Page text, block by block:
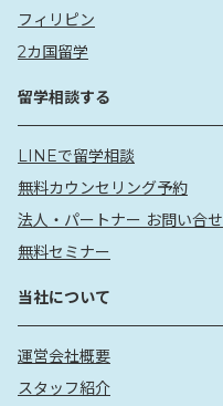
フィリピン
2カ国留学
留学相談する
LINEで留学相談
無料カウンセリング予約
法人・パートナー お問い合せ
無料セミナー
当社について
運営会社概要
スタッフ紹介